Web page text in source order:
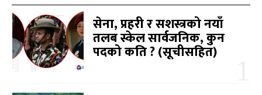
सेना, प्रहरी र सशस्त्रको नयाँ
तलब स्केल सार्वजनिक, कुन
पदको कति ? (सूचीसहित)